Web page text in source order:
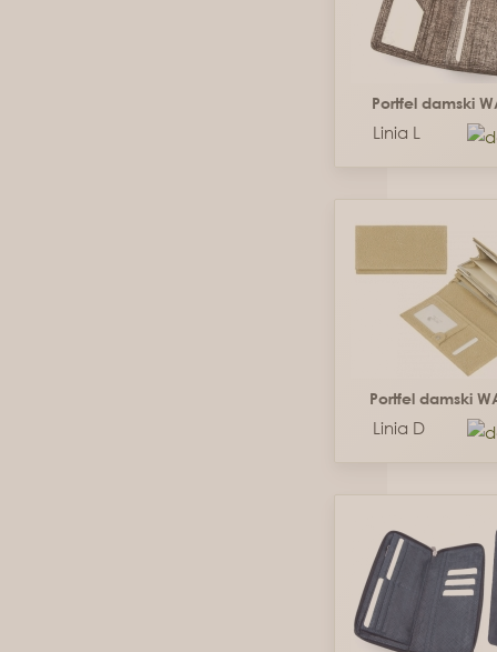
Portfel damski
Linia L
Portfel damski
Linia D